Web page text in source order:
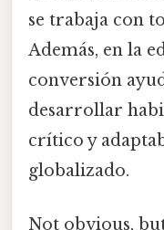
se trabaja con
Además, en la
conversión
desarrollar
crítico y
globalizado.
Not obvious,